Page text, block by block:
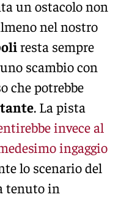
un ostacolo non
nel nostro
resta sempre
scambio con
che potrebbe
. La pista
invece al
ingaggio
lo scenario del
tenuto in